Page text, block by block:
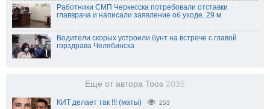
Работники СМП Черкесска потребовали отставки
главврача и написали заявление об уходе. 29 м
Водители скорых устроили бунт на встрече с главой
горздрава Челябинска
Еще от автора Toos 2035
КИТ делает так !!! (маты) 253